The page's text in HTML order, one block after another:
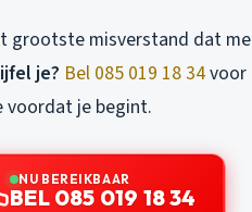
grootste misverstand dat
je? Bel 085 019 18 34voor
voordat je begint.
NU BEREIKBAAR
BEL 085 019 18 34